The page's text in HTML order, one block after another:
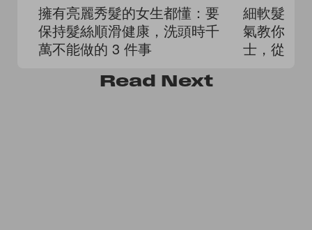
擁有亮麗秀髮的女生都懂：要
保持髮絲順滑健康，洗頭時千
萬不能做的 3 件事
細軟髮質
氣教你最
士，從選
Read Next